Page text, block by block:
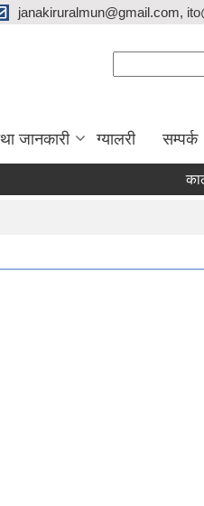
janakiruralmun@gmail.com,
जानकारी ग्यालरी सम्पर्क
काठ